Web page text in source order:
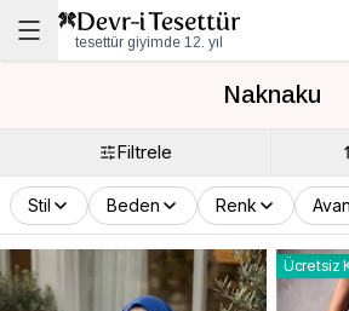
tesettür giyimde 12. yıl
Naknaku
Filtrele
Stil Beden Renk
Ücretsiz